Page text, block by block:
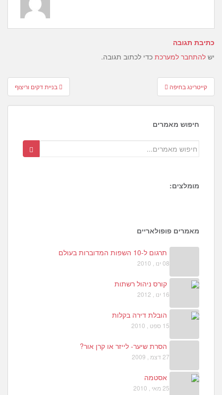
כתיבת תגובה
יש להתחבר למערכת כדי לכתוב תגובה.
Post
navigation
בניית דקים וריצוף קייטרינג בחיפה
חיפוש מאמרים
מומלצים:
9
מאמרים פופולאריים
תרגום ל-10 השפות המדוברות בעולם
08 ינו , 2010
קורס ניהול רשתות
16 ינו , 2012
הובלת דירה בקלות
15 ספט , 2010
הסרת שיער- לייזר או קרן אור?
27 דצמ , 2009
אסטמה
25 מאי , 2010